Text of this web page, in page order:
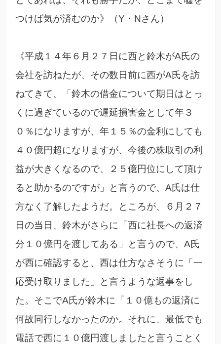
つけば気が済むのか》（Y・Nさん）
《平成１４年６月２７日に西と鈴木がA氏の
会社を訪ねたが、その数日前に西がA氏を訪
ねてきて、「鈴木の借金について期日はとっ
くに過ぎているので遅延損害金として年３
０％になりますが、年１５％の金利にしても
４０億円超になりますが、今後の株取引の利
益が大きくなるので、２５億円位にして頂け
ると助かるのですが」と言うので、A氏は仕
方なく了解したようだ。ところが、６月２７
日の当日、鈴木がさらに「西に社長への返済
分１０億円を渡してある」と言うので、A氏
が西に確認すると、西は仕方なさそうに「一
応受け取りました」と言うような返事をし
た。そこでA氏が鈴木に「１０億もの返済に
何故同行しなかったのか。それに、最低でも
電話で西に１０億円渡しましたと言うことく